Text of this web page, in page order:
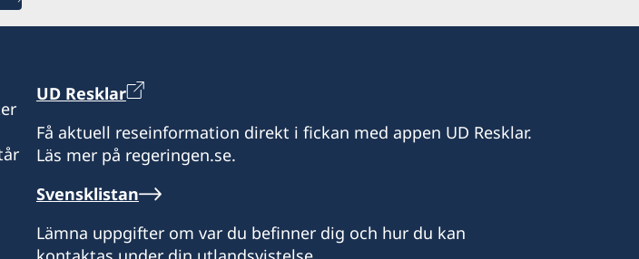
Mobiltelefon:
E-post:
swedishconsulatebali@gmail.com
Sveriges konsulat:
UD Resklar
Få aktuell reseinformation direkt i fickan med appen UD Resklar.
Läs mer på regeringen.se.
Svensklistan
Lämna uppgifter om var du befinner dig och hur du kan